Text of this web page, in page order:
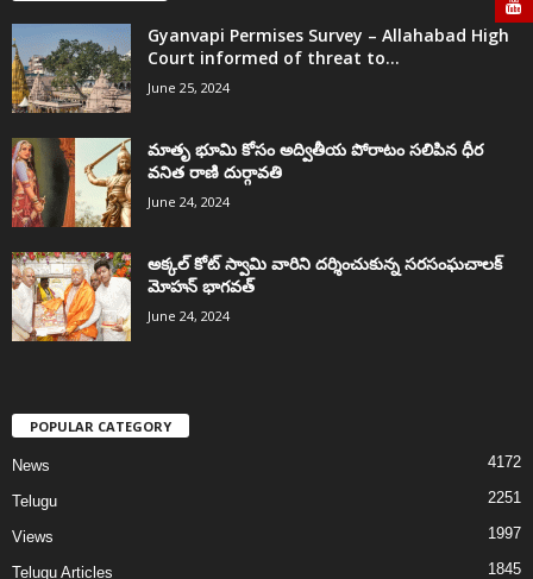
Gyanvapi Permises Survey – Allahabad High
Court informed of threat to...
June 25, 2024
మాతృ భూమి కోసం అద్వితీయ పోరాటం సలిపిన ధీర
వనిత రాణి దుర్గావతి
June 24, 2024
అక్కల్‌ కోట్‌ స్వామి వారిని దర్శించుకున్న సరసంఘచాలక్
మోహన్ భాగవత్
June 24, 2024
POPULAR CATEGORY
News 4172
Telugu 2251
Views 1997
Telugu Articles 1845